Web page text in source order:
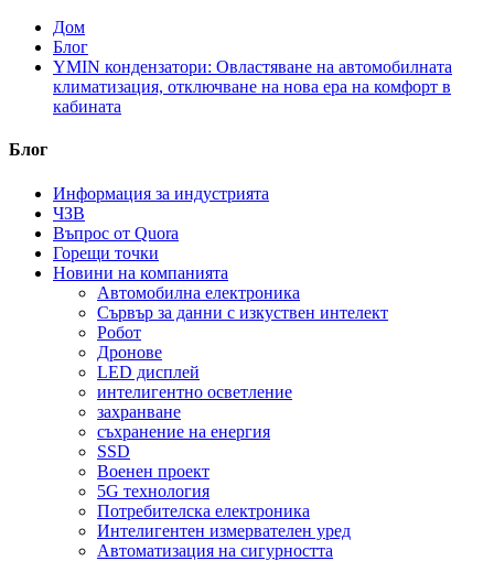
Дом
Блог
YMIN кондензатори: Овластяване на автомобилната
климатизация, отключване на нова ера на комфорт в
кабината
Блог
Информация за индустрията
ЧЗВ
Въпрос от Quora
Горещи точки
Новини на компанията
Автомобилна електроника
Сървър за данни с изкуствен интелект
Робот
Дронове
LED дисплей
интелигентно осветление
захранване
съхранение на енергия
SSD
Военен проект
5G технология
Потребителска електроника
Интелигентен измервателен уред
Автоматизация на сигурността